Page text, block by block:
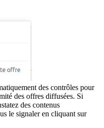
des contrôles pour
des offres diffusées. Si
des contenus
le signaler en cliquant sur